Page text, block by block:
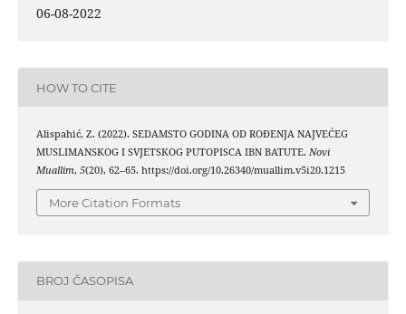
06-08-2022
HOW TO CITE
Alispahić, Z. (2022). SEDAMSTO GODINA OD ROĐENJA NAJVEĆEG
MUSLIMANSKOG I SVJETSKOG PUTOPISCA IBN BATUTE. Novi
Muallim, 5(20), 62–65. https://doi.org/10.26340/muallim.v5i20.1215
More Citation Formats
BROJ ČASOPISA